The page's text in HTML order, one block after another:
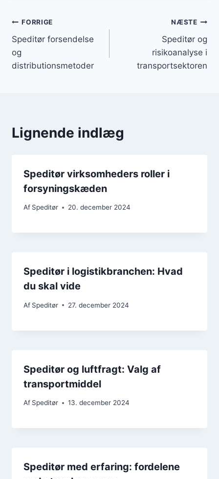
Indlægsnavigation
FORRIGE
Speditør forsendelse
og
distributionsmetoder
NÆSTE
Speditør og
risikoanalyse i
transportsektoren
Lignende indlæg
Speditør virksomheders roller i
forsyningskæden
Af Speditør 20. december 2024
Speditør i logistikbranchen: Hvad
du skal vide
Af Speditør 27. december 2024
Speditør og luftfragt: Valg af
transportmiddel
Af Speditør 13. december 2024
Speditør med erfaring: fordelene